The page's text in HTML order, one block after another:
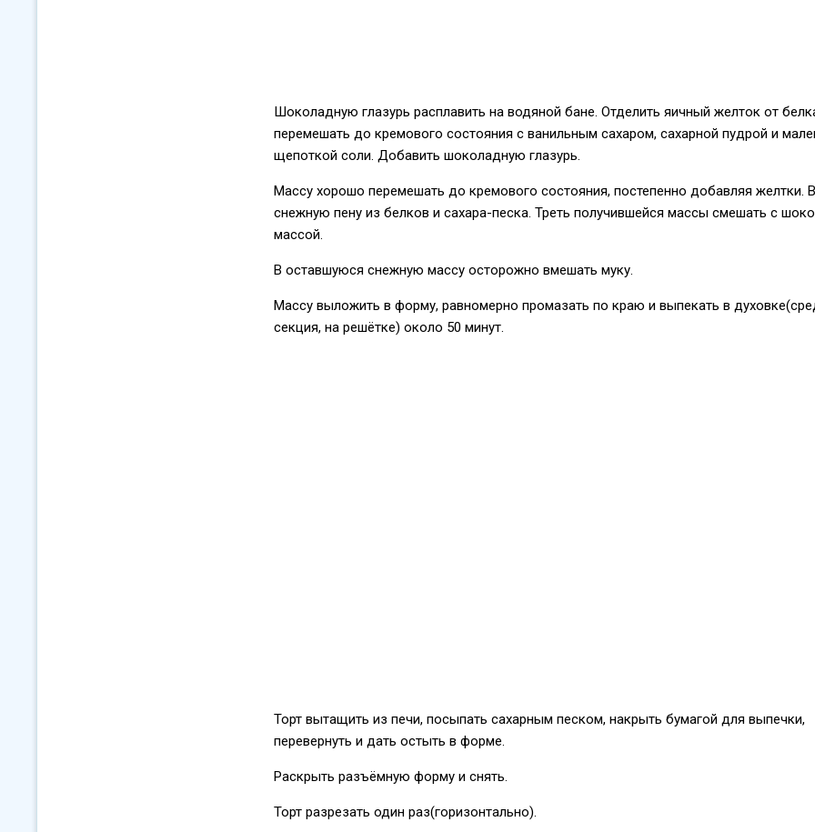
Шоколадную глазурь расплавить на водяной бане. Отделить яичный желток от
перемешать до кремового состояния с ванильным сахаром, сахарной пудрой и
щепоткой соли. Добавить шоколадную глазурь.
Массу хорошо перемешать до кремового состояния, постепенно добавляя желтки.
снежную пену из белков и сахара-песка. Треть получившейся массы смешать с
массой.
В оставшуюся снежную массу осторожно вмешать муку.
Массу выложить в форму, равномерно промазать по краю и выпекать в
секция, на решётке) около 50 минут.
Торт вытащить из печи, посыпать сахарным песком, накрыть бумагой для выпечки,
перевернуть и дать остыть в форме.
Раскрыть разъёмную форму и снять.
Торт разрезать один раз(горизонтально).